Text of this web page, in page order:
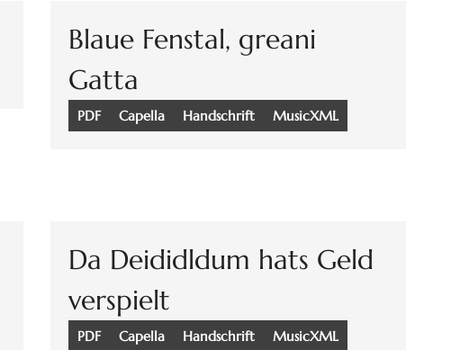
Blaue Fenstal, greani
Gatta
PDF Capella Handschrift MusicXML
Da Deididldum hats Geld
verspielt
PDF Capella Handschrift MusicXML